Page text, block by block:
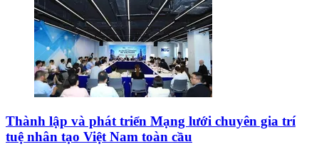
Thành lập và phát triển Mạng lưới chuyên gia trí
tuệ nhân tạo Việt Nam toàn cầu